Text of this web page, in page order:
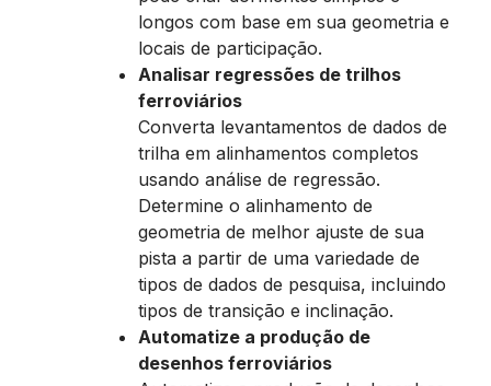
longos com base em sua geometria e
locais de participação.
Analisar regressões de trilhos
ferroviários
Converta levantamentos de dados de
trilha em alinhamentos completos
usando análise de regressão.
Determine o alinhamento de
geometria de melhor ajuste de sua
pista a partir de uma variedade de
tipos de dados de pesquisa, incluindo
tipos de transição e inclinação.
Automatize a produção de
desenhos ferroviários